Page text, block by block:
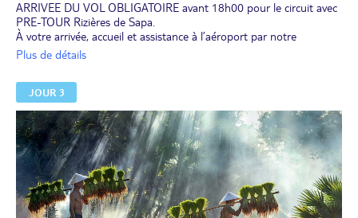
ARRIVEE DU VOL OBLIGATOIRE avant 18h00 pour le circuit avec
PRE-TOUR Rizières de Sapa.
À votre arrivée, accueil et assistance à l’aéroport par notre
représentant. Transfert à Hanoï. Première découverte de la ville à
Déjeuner libre.
Hanoï regorge d’échoppes de rue. Nous vous suggérons de goûter
au plat national, le "Pho", une soupe de nouilles au bœuf qui se
déguste dès le matin, ou au "Banh Mi", un sandwich garni à la
vietnamienne dont le nom vient du français "pain de mie" !
Dîner local.
Transfert à la gare d'Hanoï pour prendre votre train de nuit (voir
les notes) en direction de Lao Caï. Nuit à bord du train (cabine
climatisée 4 couchettes, au confort sommaire - possibilité de n'être
que 2 dans une cabine de 4 personne avec supplément).
Plus de détails
JOUR 3